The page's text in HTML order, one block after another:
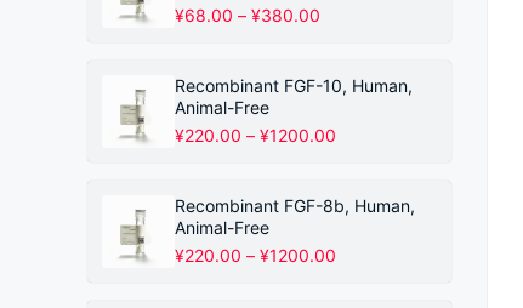
¥68.00 – ¥380.00
围：
¥68.00
¥380.00
Recombinant FGF-10, Human,
Animal-Free
¥220.00 – ¥1200.00
围：
¥220.00
Recombinant FGF-8b, Human,
Animal-Free
¥220.00 – ¥1200.00